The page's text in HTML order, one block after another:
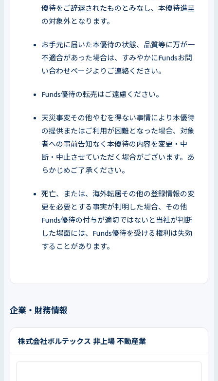
優待をご辞退されたものとみなし、本優待進呈
の対象外となります。
お手元に届いた本優待の状態、品質等に万が一
不適合があった場合は、すみやかにFundsお問
い合わせページよりご連絡ください。
Funds優待の転売はご遠慮ください。
天災事変その他やむを得ない事情により本優待
の提供またはご利用が困難となった場合、対象
者への事前告知なく本優待の内容を変更・中
断・中止させていただく場合がございます。あ
らかじめご了承ください。
死亡、または、海外転居その他の登録情報の変
更を必要とする事実が判明した場合、その他
Funds優待の付与が適切ではないと当社が判断
した場面には、Funds優待を受ける権利は失効
することがあります。
企業・財務情報
株式会社ボルテックス 非上場 不動産業